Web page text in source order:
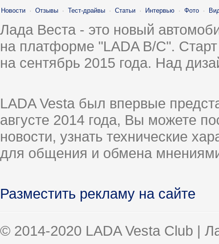
Новости · Отзывы · Тест-драйвы · Статьи · Интервью · Фото ·
Лада Веста - это новый
на платформе "LADA B/C".
на сентябрь 2015 года. Над
LADA Vesta был впервые
августе 2014 года, Вы можете
новости, узнать технические
для общения и обмена
Разместить рекламу на сайте
© 2014-2020 LADA Vesta Club |